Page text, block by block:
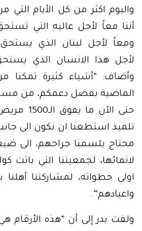
واليوم اكثر من كل الأيام التي
أننا معاً لأجل عاليه التي
ومعاً لأجل لبنان الذي
لأجل هذا الانسان الذي
وأضاف: “أشياء كثيرة تمكنا
الماضية بفضل دعمكم، من
حتى الآن
محتاج بلسمنا جراحهم، الى
لانمائها، لجمعيتنا التي باتت
اولى خطواته، لمشاركتنا أهلنا
واعيادهم”.
ولفت بدر إلى أن “هذه الأرقام هي